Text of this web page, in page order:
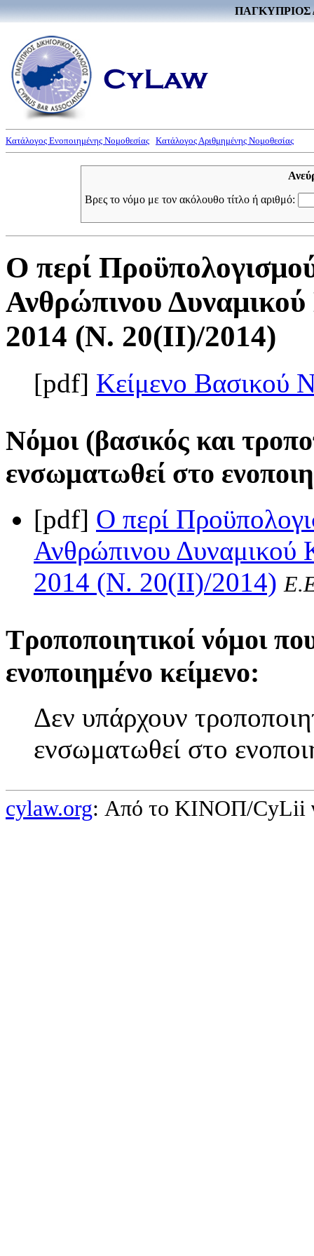
ΠΑΓΚΥΠΡΙΟΣ
Κατάλογος Ενοποιημένης Νομοθεσίας Κατάλογος Αριθμημένης Νομοθεσίας
Βρες το νόμο με τον ακόλουθο τίτλο ή αριθμό:
Ο περί
Ανθρώπινου
2014 (Ν. 20(II)/2014)
[pdf] Κείμενο Βασικού
Νόμοι (βασικός και
ενσωματωθεί στο
[pdf] Ο περί
Ανθρώπινου
2014 (Ν. 20(II)/2014)
Τροποποιητικοί νόμοι
ενοποιημένο κείμενο:
Δεν υπάρχουν
ενσωματωθεί στο
cylaw.org: Από το ΚΙΝOΠ/CyLii